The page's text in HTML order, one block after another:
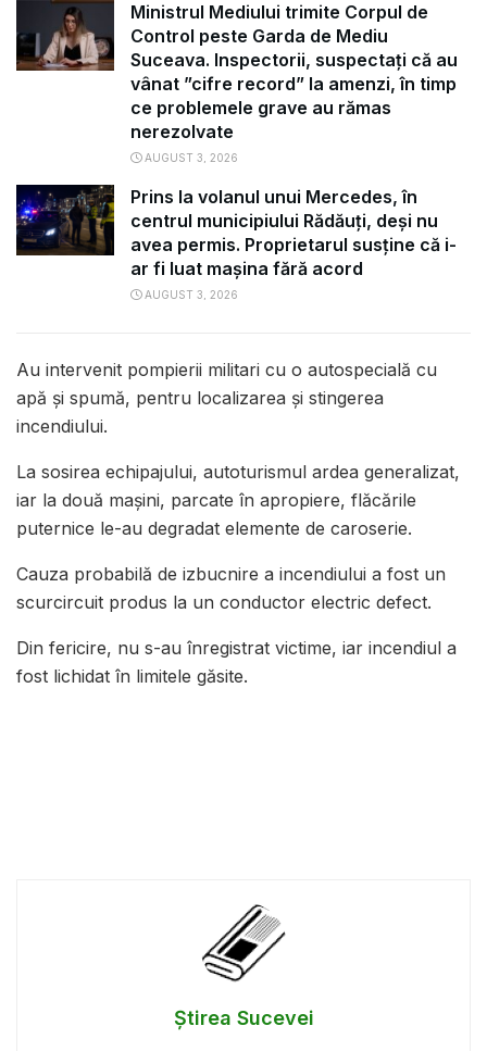
Ministrul Mediului trimite Corpul de
Control peste Garda de Mediu
Suceava. Inspectorii, suspectați că au
vânat ”cifre record” la amenzi, în timp
ce problemele grave au rămas
nerezolvate
AUGUST 3, 2026
Prins la volanul unui Mercedes, în
centrul municipiului Rădăuți, deși nu
avea permis. Proprietarul susține că i-
ar fi luat mașina fără acord
AUGUST 3, 2026
Au intervenit pompierii militari cu o autospecială cu
apă și spumă, pentru localizarea și stingerea
incendiului.
La sosirea echipajului, autoturismul ardea generalizat,
iar la două mașini, parcate în apropiere, flăcările
puternice le-au degradat elemente de caroserie.
Cauza probabilă de izbucnire a incendiului a fost un
scurcircuit produs la un conductor electric defect.
Din fericire, nu s-au înregistrat victime, iar incendiul a
fost lichidat în limitele găsite.
Știrea Sucevei